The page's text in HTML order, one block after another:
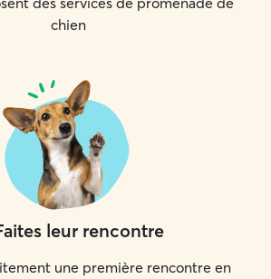
chien
leur rencontre
une première rencontre en